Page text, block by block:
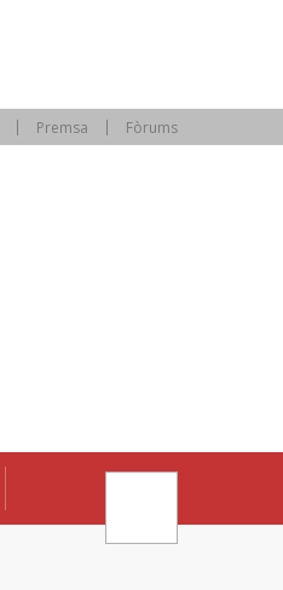
Premsa Fòrums